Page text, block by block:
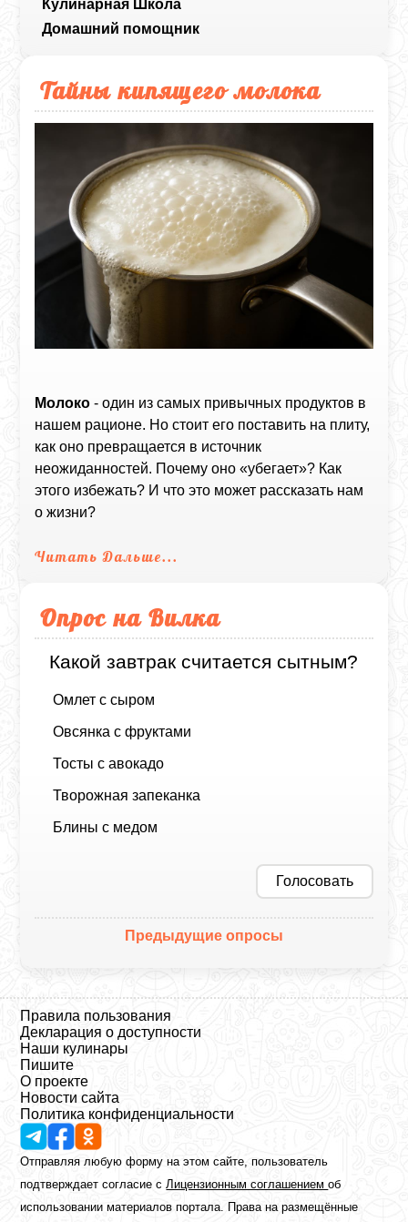
Кулинарная Школа
Домашний помощник
Тайны кипящего молока
Молоко - один из самых привычных продуктов в
нашем рационе. Но стоит его поставить на плиту,
как оно превращается в источник
неожиданностей. Почему оно «убегает»? Как
этого избежать? И что это может рассказать нам
о жизни?
Читать Дальше...
Опрос на Вилка
Какой завтрак считается сытным?
Омлет с сыром
Овсянка с фруктами
Тосты с авокадо
Творожная запеканка
Блины с медом
Голосовать
Предыдущие опросы
Правила пользования
Декларация о доступности
Наши кулинары
Пишите
О проекте
Новости сайта
Политика конфиденциальности
Отправляя любую форму на этом сайте, пользователь
подтверждает согласие сЛицензионным соглашениемоб
использовании материалов портала. Права на размещённые